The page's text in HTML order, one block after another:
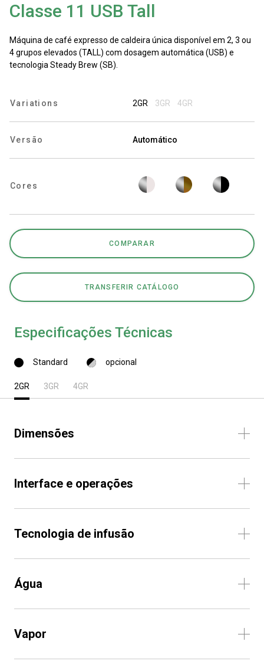
Classe 11 USB Tall
Máquina de café expresso de caldeira única disponível em 2, 3 ou
4 grupos elevados (TALL) com dosagem automática (USB) e
tecnologia Steady Brew (SB).
Variations 2GR 3GR 4GR
Versão Automático
Cores
COMPARAR
TRANSFERIR CATÁLOGO
Especificações Técnicas
Standard opcional
2GR 3GR 4GR
Dimensões
Interface e operações
Tecnologia de infusão
Água
Vapor
Contacte-nos
Política de Privacidade